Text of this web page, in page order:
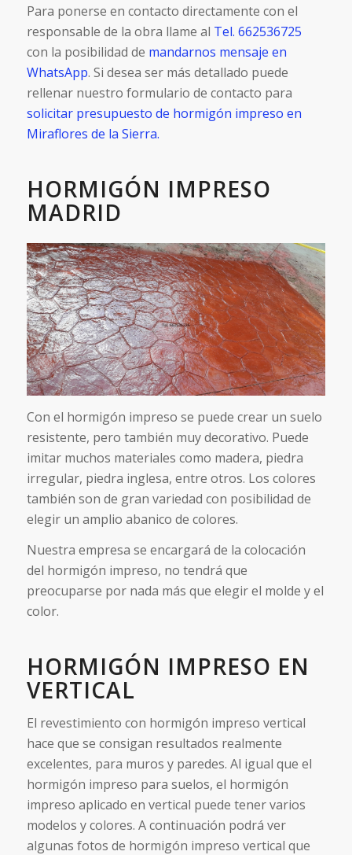
Para ponerse en contacto directamente con el
responsable de la obra llame al Tel. 662536725
con la posibilidad de mandarnos mensaje en
WhatsApp. Si desea ser más detallado puede
rellenar nuestro formulario de contacto para
solicitar presupuesto de hormigón impreso en
Miraflores de la Sierra.
HORMIGÓN IMPRESO
MADRID
Con el hormigón impreso se puede crear un suelo
resistente, pero también muy decorativo. Puede
imitar muchos materiales como madera, piedra
irregular, piedra inglesa, entre otros. Los colores
también son de gran variedad con posibilidad de
elegir un amplio abanico de colores.
Nuestra empresa se encargará de la colocación
del hormigón impreso, no tendrá que
preocuparse por nada más que elegir el molde y el
color.
HORMIGÓN IMPRESO EN
VERTICAL
El revestimiento con hormigón impreso vertical
hace que se consigan resultados realmente
excelentes, para muros y paredes. Al igual que el
hormigón impreso para suelos, el hormigón
impreso aplicado en vertical puede tener varios
modelos y colores. A continuación podrá ver
algunas fotos de hormigón impreso vertical que